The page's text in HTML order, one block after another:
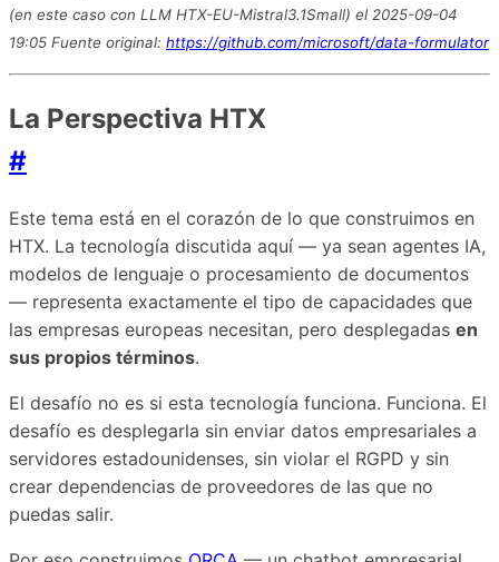
(en este caso con LLM HTX-EU-Mistral3.1Small) el 2025-09-04
19:05 Fuente original: https://github.com/microsoft/data-formulator
La Perspectiva HTX
#
Este tema está en el corazón de lo que construimos en
HTX. La tecnología discutida aquí — ya sean agentes IA,
modelos de lenguaje o procesamiento de documentos
— representa exactamente el tipo de capacidades que
las empresas europeas necesitan, pero desplegadas en
sus propios términos.
El desafío no es si esta tecnología funciona. Funciona. El
desafío es desplegarla sin enviar datos empresariales a
servidores estadounidenses, sin violar el RGPD y sin
crear dependencias de proveedores de las que no
puedas salir.